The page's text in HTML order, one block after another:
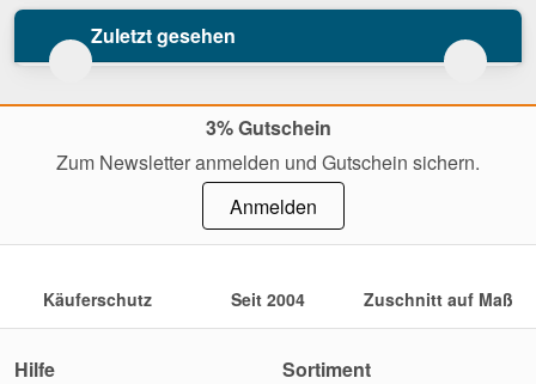
Zuletzt gesehen
3% Gutschein
Zum Newsletter anmelden und Gutschein sichern.
Anmelden
Käuferschutz Seit 2004 Zuschnitt auf Maß
Hilfe
Sortiment